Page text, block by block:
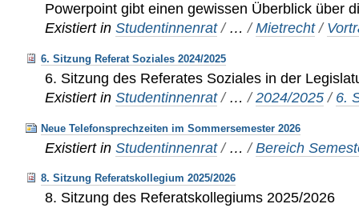
Powerpoint gibt einen gewissen Überblick über
Existiert in Studentinnenrat / …/Mietrecht /
6. Sitzung Referat Soziales 2024/2025
6. Sitzung des Referates Soziales in der
Existiert in Studentinnenrat / …/2024/2025 / 6.
Neue Telefonsprechzeiten im Sommersemester 2026
Existiert in Studentinnenrat / …/Bereich
8. Sitzung Referatskollegium 2025/2026
8. Sitzung des Referatskollegiums 2025/2026